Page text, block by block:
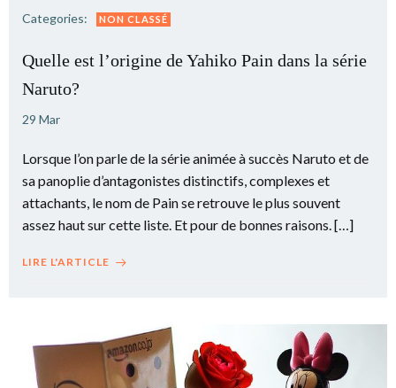
Categories: NON CLASSÉ
Quelle est l’origine de Yahiko Pain dans la série
Naruto?
29 Mar
Lorsque l’on parle de la série animée à succès Naruto et de
sa panoplie d’antagonistes distinctifs, complexes et
attachants, le nom de Pain se retrouve le plus souvent
assez haut sur cette liste. Et pour de bonnes raisons. […]
LIRE L'ARTICLE